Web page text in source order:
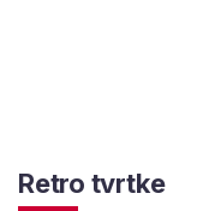
Retro tvrtke